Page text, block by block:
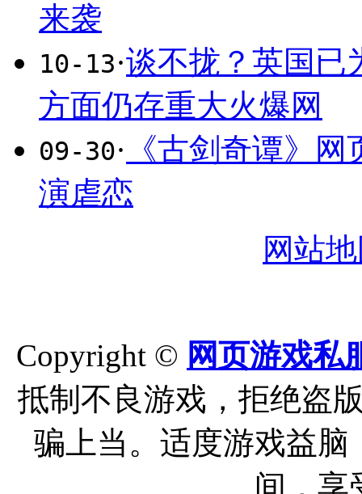
来袭
10-13·谈不拢？英国已
方面仍存重大火爆网
09-30· 《古剑奇谭》
演虐恋
网站
Copyright © 网页游戏私
抵制不良游戏，拒绝盗
骗上当。适度游戏益
间，享